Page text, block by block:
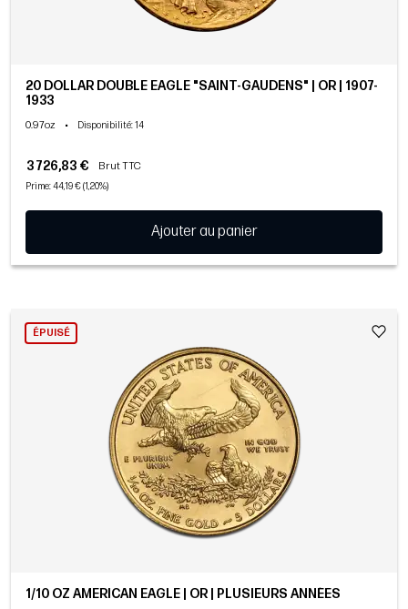
20 DOLLAR DOUBLE EAGLE "SAINT-GAUDENS" | OR | 1907-
1933
0.97oz • Disponibilité: 14
3 726,83 € Brut TTC
Prime: 44,19 € (1,20%)
Ajouter au panier
ÉPUISÉ
1/10 OZ AMERICAN EAGLE | OR | PLUSIEURS ANNÉES